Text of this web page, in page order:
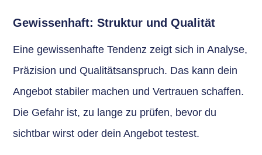
Gewissenhaft: Struktur und Qualität
Eine gewissenhafte Tendenz zeigt sich in Analyse,
Präzision und Qualitätsanspruch. Das kann dein
Angebot stabiler machen und Vertrauen schaffen.
Die Gefahr ist, zu lange zu prüfen, bevor du
sichtbar wirst oder dein Angebot testest.